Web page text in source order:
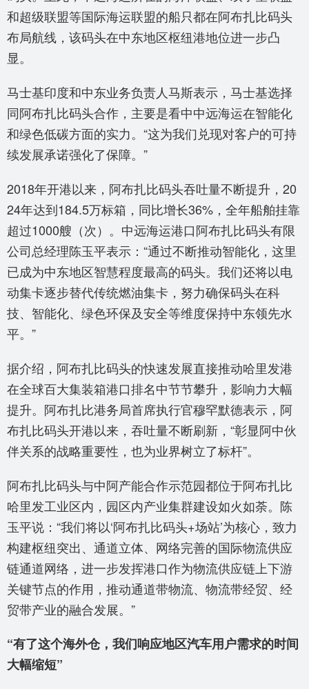
和超级联盟等国际海运联盟的船只都在阿布扎比码头
布局航线，该码头在中东地区枢纽港地位进一步凸
显。
马士基印度和中东业务负责人马斯表示，马士基选择
同阿布扎比码头合作，主要是看中中远海运在智能化
和绿色低碳方面的实力。“这为我们兑现对客户的可持
续发展承诺强化了保障。”
2018年开港以来，阿布扎比码头吞吐量不断提升，20
24年达到184.5万标箱，同比增长36%，全年船舶挂靠
超过1000艘（次）。中远海运港口阿布扎比码头有限
公司总经理陈玉平表示：“通过不断推动智能化，这里
已成为中东地区智慧程度最高的码头。我们还将以电
动集卡逐步替代传统燃油集卡，努力确保码头在科
技、智能化、绿色环保及安全等维度保持中东领先水
平。”
据介绍，阿布扎比码头的快速发展直接推动哈里发港
在全球百大集装箱港口排名中节节攀升，影响力大幅
提升。阿布扎比港务局首席执行官穆罕默德表示，阿
布扎比码头开港以来，吞吐量不断刷新，“彰显阿中伙
伴关系的战略重要性，也为业界树立了标杆”。
阿布扎比码头与中阿产能合作示范园都位于阿布扎比
哈里发工业区内，园区内产业集群建设如火如荼。陈
玉平说：“我们将以‘阿布扎比码头+场站’为核心，致力
构建枢纽突出、通道立体、网络完善的国际物流供应
链通道网络，进一步发挥港口作为物流供应链上下游
关键节点的作用，推动通道带物流、物流带经贸、经
贸带产业的融合发展。”
“有了这个海外仓，我们响应地区汽车用户需求的时间
大幅缩短”